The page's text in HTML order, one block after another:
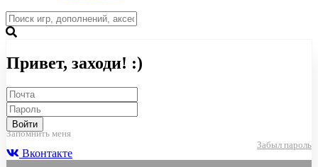
Привет, заходи! :)
Войти
Запомнить меня
Забыл пароль
Вконтакте